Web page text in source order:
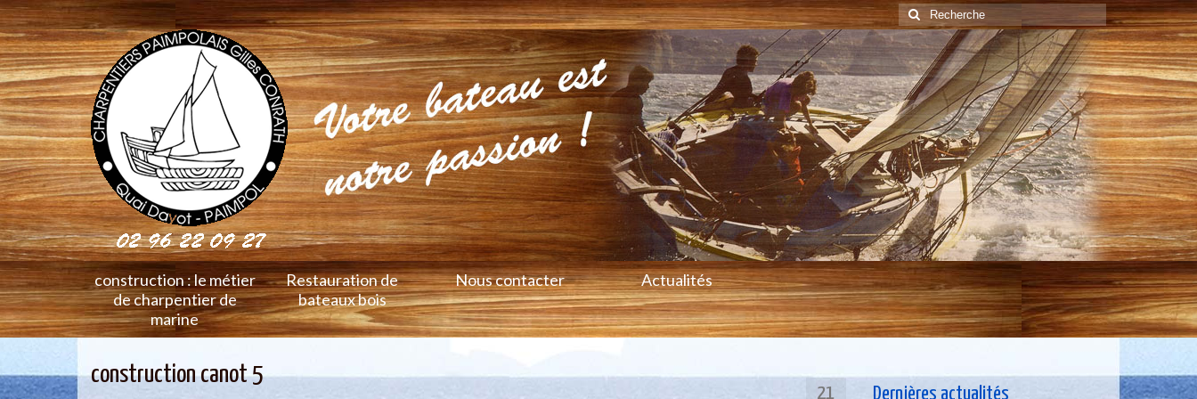
Rechercher
:
construction : le métier
de charpentier de
marine
Restauration de
bateaux bois
Nous contacter Actualités
21
construction canot 5
Dernières actualités